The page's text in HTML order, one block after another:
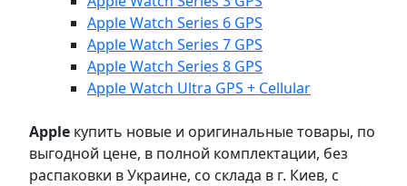
Apple Watch Series 6 GPS
Apple Watch Series 7 GPS
Apple Watch Series 8 GPS
Apple Watch Ultra GPS + Cellular
Apple купить новые и оригинальные товары, по
выгодной цене, в полной комплектации, без
распаковки в Украине, со склада в г. Киев, с